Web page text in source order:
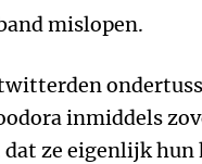
mislopen.
inmiddels
dat ze eigenlijk